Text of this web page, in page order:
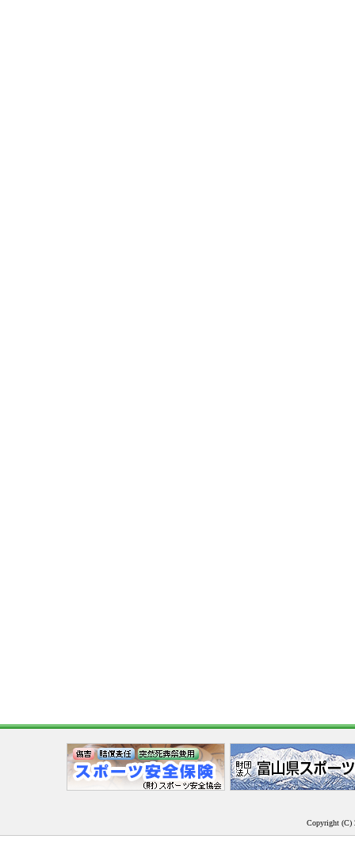
Copyright (C)